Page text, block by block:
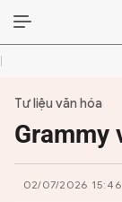
ĐỜI SỐNG VĂN
TƯ LIỆU VĂN HÓA
LÝ LUẬN
Tư liệu văn hóa
Grammy
02/07/2026 15:46